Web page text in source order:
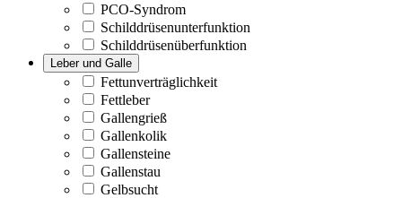
PCO-Syndrom
Schilddrüsenunterfunktion
Schilddrüsenüberfunktion
Leber und Galle
Fettunverträglichkeit
Fettleber
Gallengrieß
Gallenkolik
Gallensteine
Gallenstau
Gelbsucht